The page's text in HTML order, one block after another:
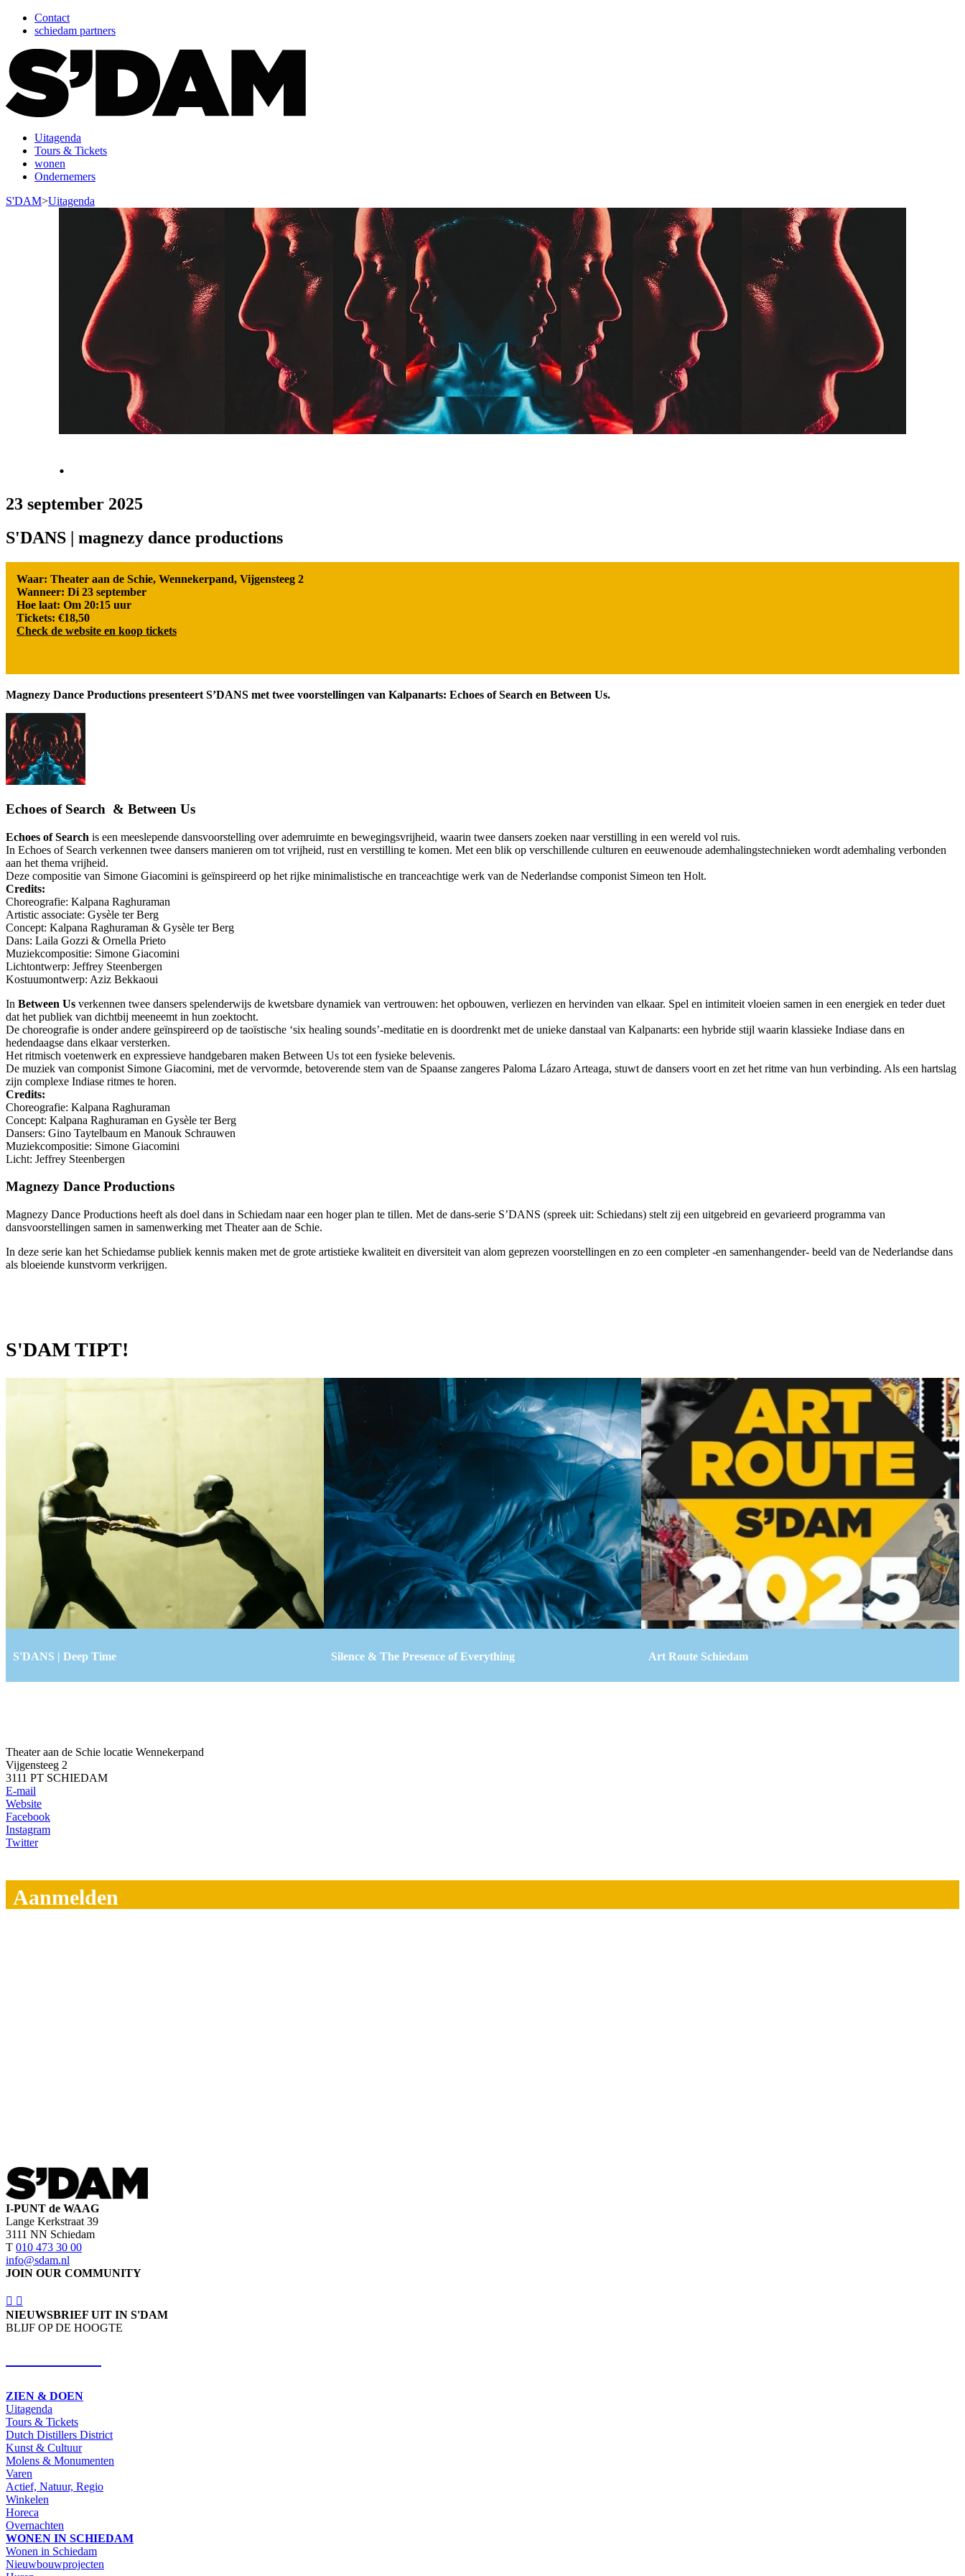
Contact
schiedam partners
Uitagenda
Tours & Tickets
wonen
Ondernemers
S'DAM>Uitagenda
.
23 september 2025
S'DANS | magnezy dance productions
Waar: Theater aan de Schie, Wennekerpand, Vijgensteeg 2
Wanneer: Di 23 september
Hoe laat: Om 20:15 uur
Tickets: €18,50
Check de website en koop tickets
Magnezy Dance Productions presenteert S’DANS met twee voorstellingen van Kalpanarts: Echoes of Search en Between Us.
Echoes of Search & Between Us
Echoes of Search is een meeslepende dansvoorstelling over ademruimte en bewegingsvrijheid, waarin twee dansers zoeken naar verstilling in een wereld vol ruis.
In Echoes of Search verkennen twee dansers manieren om tot vrijheid, rust en verstilling te komen. Met een blik op verschillende culturen en eeuwenoude ademhalingstechnieken wordt ademhaling verbonden
aan het thema vrijheid.
Deze compositie van Simone Giacomini is geïnspireerd op het rijke minimalistische en tranceachtige werk van de Nederlandse componist Simeon ten Holt.
Credits:
Choreografie: Kalpana Raghuraman
Artistic associate: Gysèle ter Berg
Concept: Kalpana Raghuraman & Gysèle ter Berg
Dans: Laila Gozzi & Ornella Prieto
Muziekcompositie: Simone Giacomini
Lichtontwerp: Jeffrey Steenbergen
Kostuumontwerp: Aziz Bekkaoui
In Between Us verkennen twee dansers spelenderwijs de kwetsbare dynamiek van vertrouwen: het opbouwen, verliezen en hervinden van elkaar. Spel en intimiteit vloeien samen in een energiek en teder duet
dat het publiek van dichtbij meeneemt in hun zoektocht.
De choreografie is onder andere geïnspireerd op de taoïstische ‘six healing sounds’-meditatie en is doordrenkt met de unieke danstaal van Kalpanarts: een hybride stijl waarin klassieke Indiase dans en
hedendaagse dans elkaar versterken.
Het ritmisch voetenwerk en expressieve handgebaren maken Between Us tot een fysieke belevenis.
De muziek van componist Simone Giacomini, met de vervormde, betoverende stem van de Spaanse zangeres Paloma Lázaro Arteaga, stuwt de dansers voort en zet het ritme van hun verbinding. Als een hartslag
zijn complexe Indiase ritmes te horen.
Credits:
Choreografie: Kalpana Raghuraman
Concept: Kalpana Raghuraman en Gysèle ter Berg
Dansers: Gino Taytelbaum en Manouk Schrauwen
Muziekcompositie: Simone Giacomini
Licht: Jeffrey Steenbergen
Magnezy Dance Productions
Magnezy Dance Productions heeft als doel dans in Schiedam naar een hoger plan te tillen. Met de dans-serie S’DANS (spreek uit: Schiedans) stelt zij een uitgebreid en gevarieerd programma van
dansvoorstellingen samen in samenwerking met Theater aan de Schie.
In deze serie kan het Schiedamse publiek kennis maken met de grote artistieke kwaliteit en diversiteit van alom geprezen voorstellingen en zo een completer -en samenhangender- beeld van de Nederlandse dans
als bloeiende kunstvorm verkrijgen.
S'DAM TIPT!
S'DANS | Deep Time Silence & The Presence of Everything Art Route Schiedam
Theater aan de Schie locatie Wennekerpand
Vijgensteeg 2
3111 PT SCHIEDAM
E-mail
Website
Facebook
Instagram
Twitter
Aanmelden
I-PUNT de WAAG
Lange Kerkstraat 39
3111 NN Schiedam
T 010 473 30 00
info@sdam.nl
JOIN OUR COMMUNITY
NIEUWSBRIEF UIT IN S'DAM
BLIJF OP DE HOOGTE
ZIEN & DOEN
Uitagenda
Tours & Tickets
Dutch Distillers District
Kunst & Cultuur
Molens & Monumenten
Varen
Actief, Natuur, Regio
Winkelen
Horeca
Overnachten
WONEN IN SCHIEDAM
Wonen in Schiedam
Nieuwbouwprojecten